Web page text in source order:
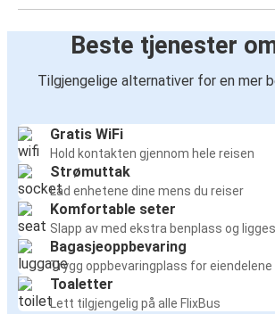
Beste tjenester
Tilgjengelige alternativer for en mer
Gratis WiFi
Hold kontakten gjennom hele reisen
Strømuttak
Lad enhetene dine mens du reiser
Komfortable seter
Slapp av med ekstra benplass og
Bagasjeoppbevaring
Trygg oppbevaringplass for eiendelene
Toaletter
Lett tilgjengelig på alle FlixBus